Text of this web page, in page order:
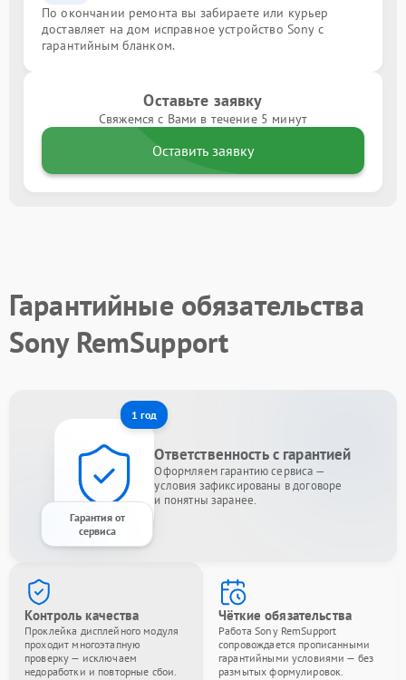
По окончании ремонта вы забираете или курьер
доставляет на дом исправное устройство Sony с
гарантийным бланком.
Оставьте заявку
Свяжемся с Вами в течение 5 минут
Оставить заявку
Гарантийные обязательства
Sony RemSupport
1 год
Гарантия от
сервиса
Ответственность с гарантией
Оформляем гарантию сервиса —
условия зафиксированы в договоре
и понятны заранее.
Контроль качества
Проклейка дисплейного модуля
проходит многоэтапную
проверку — исключаем
недоработки и повторные сбои.
Чёткие обязательства
Работа Sony RemSupport
сопровождается прописанными
гарантийными условиями — без
размытых формулировок.